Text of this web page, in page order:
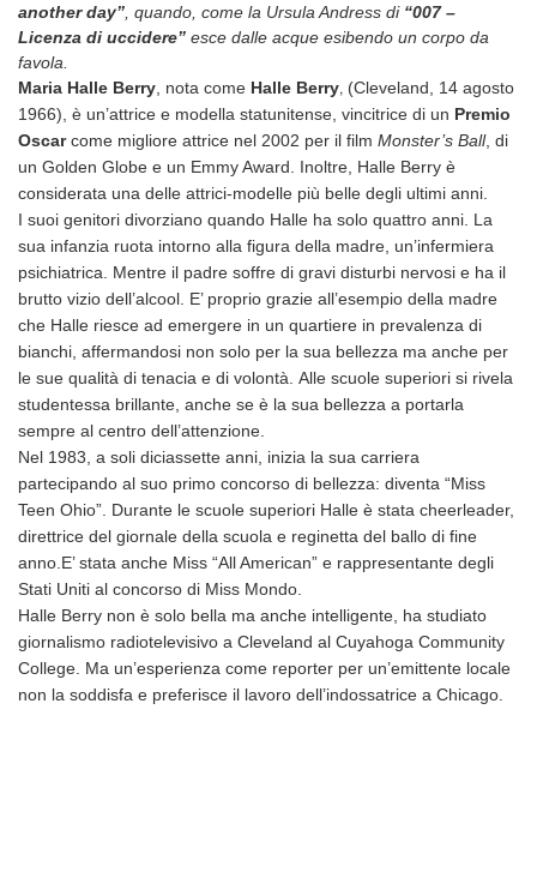
another day” , quando, come la Ursula Andress di “007 –
Licenza di uccidere” esce dalle acque esibendo un corpo da
favola.
Maria Halle Berry , nota come Halle Berry, (Cleveland, 14 agosto
1966), è un’attrice e modella statunitense, vincitrice di un Premio
Oscarcome migliore attrice nel 2002 per il film Monster’s Ball, di
un Golden Globe e un Emmy Award. Inoltre, Halle Berry è
considerata una delle attrici-modelle più belle degli ultimi anni
I suoi genitori divorziano quando Halle ha solo quattro anni. La
sua infanzia ruota intorno alla figura della madre, un’infermiera
psichiatrica. Mentre il padre soffre di gravi disturbi nervosi e ha il
brutto vizio dell’alcool. E’ proprio grazie all’esempio della madre
che Halle riesce ad emergere in un quartiere in prevalenza di
bianchi, affermandosi non solo per la sua bellezza ma anche per
le sue qualità di tenacia e di volontà. Alle scuole superiori si rivela
studentessa brillante, anche se è la sua bellezza a portarla
sempre al centro dell’attenzione.
Nel 1983, a soli diciassette anni, inizia la sua carriera
partecipando al suo primo concorso di bellezza: diventa “Miss
Teen Ohio”. Durante le scuole superiori Halle è stata cheerleader,
direttrice del giornale della scuola e reginetta del ballo di fine
anno.E’ stata anche Miss “All American” e rappresentante degli
Stati Uniti al concorso di Miss Mondo.
Halle Berry non è solo bella ma anche intelligente, ha studiato
giornalismo radiotelevisivo a Cleveland al Cuyahoga Community
College. Ma un’esperienza come reporter per un’emittente locale
non la soddisfa e preferisce il lavoro dell’indossatrice a Chicago.